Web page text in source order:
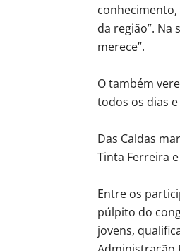
conhecimento,
da região”. Na
merece”.
O também
todos os dias
Das Caldas
Tinta Ferreira
Entre os
púlpito do
jovens,